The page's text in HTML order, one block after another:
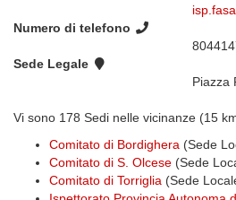
Numero di telefono
Sede Legale
Piazza
Vi sono 178 Sedi nelle vicinanze (15
Comitato di Bordighera (Sede
Comitato di S. Olcese (Sede
Comitato di Torriglia (Sede